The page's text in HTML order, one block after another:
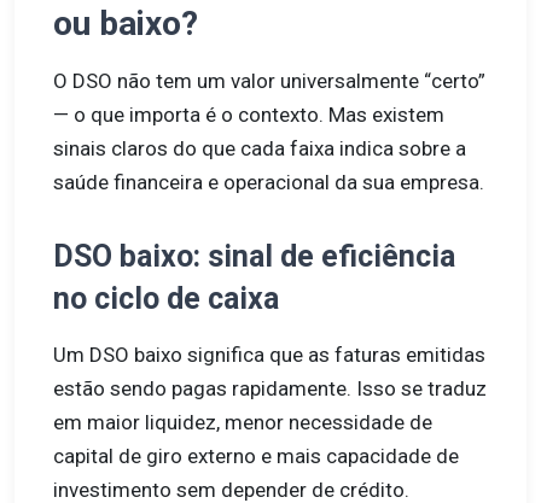
ou baixo?
O DSO não tem um valor universalmente “certo”
— o que importa é o contexto. Mas existem
sinais claros do que cada faixa indica sobre a
saúde financeira e operacional da sua empresa.
DSO baixo: sinal de eficiência
no ciclo de caixa
Um DSO baixo significa que as faturas emitidas
estão sendo pagas rapidamente. Isso se traduz
em maior liquidez, menor necessidade de
capital de giro externo e mais capacidade de
investimento sem depender de crédito.